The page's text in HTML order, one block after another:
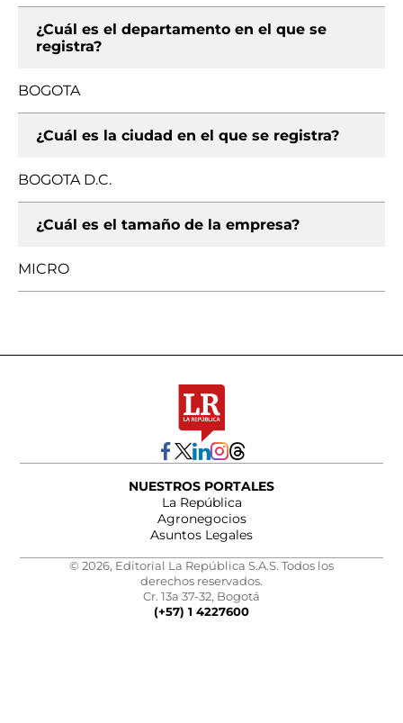
¿Cuál es el departamento en el que se
registra?
BOGOTA
¿Cuál es la ciudad en el que se registra?
BOGOTA D.C.
¿Cuál es el tamaño de la empresa?
MICRO
NUESTROS PORTALES
La República
Agronegocios
Asuntos Legales
© 2026, Editorial La República S.A.S. Todos los
derechos reservados.
Cr. 13a 37-32, Bogotá
(+57) 1 4227600